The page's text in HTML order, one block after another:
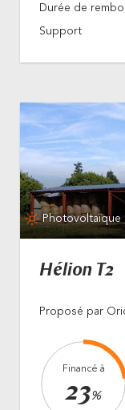
Durée de
Support
Photovoltaïque
Hélion T2
Proposé par
Financé à
23%